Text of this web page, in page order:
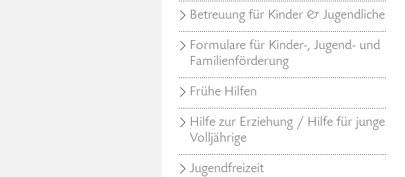
Betreuung für Kinder & Jugendliche
Formulare für Kinder-, Jugend- und
Familienförderung
Frühe Hilfen
Hilfe zur Erziehung / Hilfe für junge
Volljährige
Jugendfreizeit